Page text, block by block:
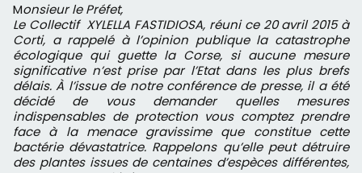
Monsieur le Préfet,
Le Collectif XYLELLA FASTIDIOSA, réuni ce 20 avril 2015 à
Corti, a rappelé à l’opinion publique la catastrophe
écologique qui guette la Corse, si aucune mesure
significative n’est prise par l’Etat dans les plus brefs
délais. À l’issue de notre conférence de presse, il a été
décidé de vous demander quelles mesures
indispensables de protection vous comptez prendre
face à la menace gravissime que constitue cette
bactérie dévastatrice. Rappelons qu’elle peut détruire
des plantes issues de centaines d’espèces différentes,